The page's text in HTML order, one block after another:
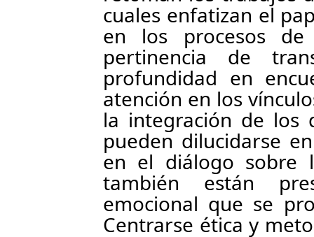
cuales enfatizan el
en los procesos
pertinencia de
profundidad en
atención en los
la integración de los
pueden dilucidarse
en el diálogo sobre
también están
emocional que se
Centrarse ética y